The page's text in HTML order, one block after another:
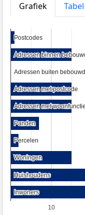
Grafiek
Tabel
10
Postcodes
Postcodes
Adressen binnen
Adressen binnen
Adressen buiten
Adressen buiten
Adressen met postcode
Adressen met postcode
Adressen met woonfunctie
Adressen met woonfunctie
Panden
Panden
Percelen
Percelen
Woningen
Woningen
Huishoudens
Huishoudens
Inwoners
Inwoners